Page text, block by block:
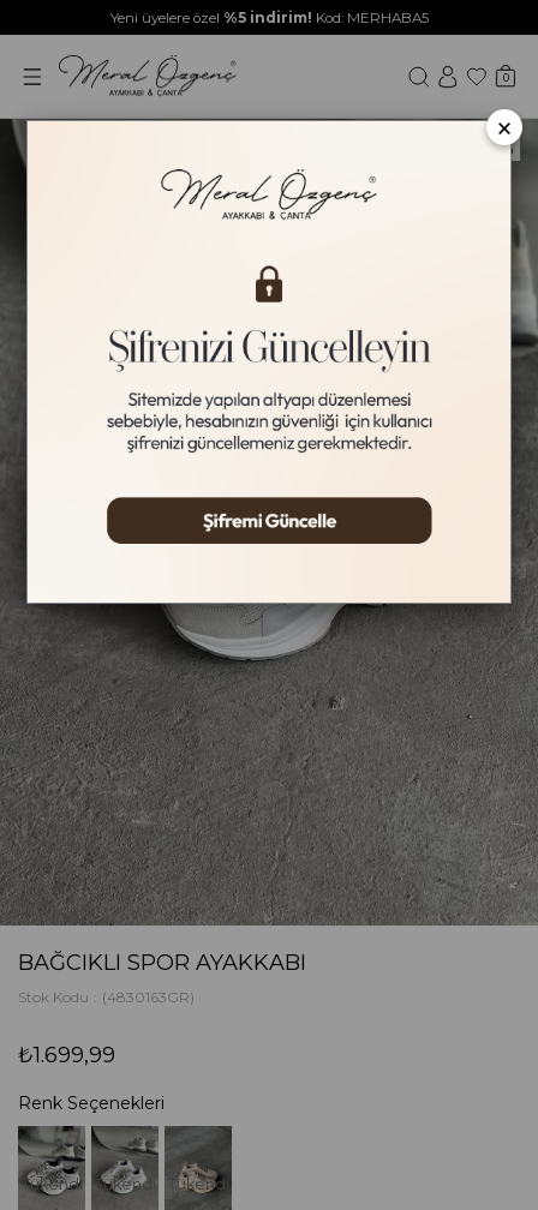
Yeni üyelere özel %5 indirim! Kod: MERHABA5
0
Yeni Ürün
BAĞCIKLI SPOR AYAKKABI
Stok Kodu (4830163GR)
₺1.699,99
Renk Seçenekleri
Tükendi Tükendi Tükendi
×